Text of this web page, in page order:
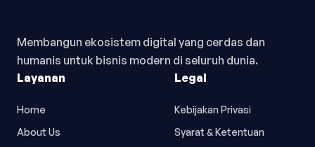
Membangun ekosistem digital yang cerdas dan
humanis untuk bisnis modern di seluruh dunia.
Layanan
Home
About Us
Legal
Kebijakan Privasi
Syarat & Ketentuan